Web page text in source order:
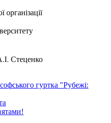
Стеценко
гуртка "Рубежі: